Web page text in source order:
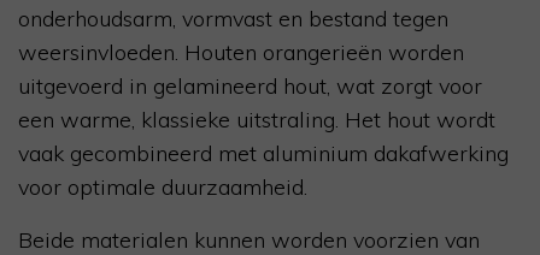
onderhoudsarm, vormvast en bestand tegen
weersinvloeden. Houten orangerieën worden
uitgevoerd in gelamineerd hout, wat zorgt voor
een warme, klassieke uitstraling. Het hout wordt
vaak gecombineerd met aluminium dakafwerking
voor optimale duurzaamheid.
Beide materialen kunnen worden voorzien van